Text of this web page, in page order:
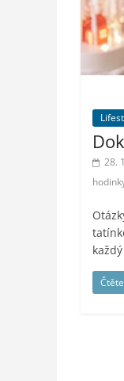
styl,
auto-
moto,
vesmír
28.